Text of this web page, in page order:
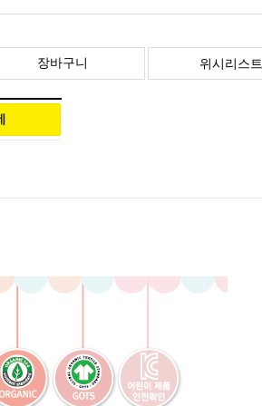
장바구니 위시리스트